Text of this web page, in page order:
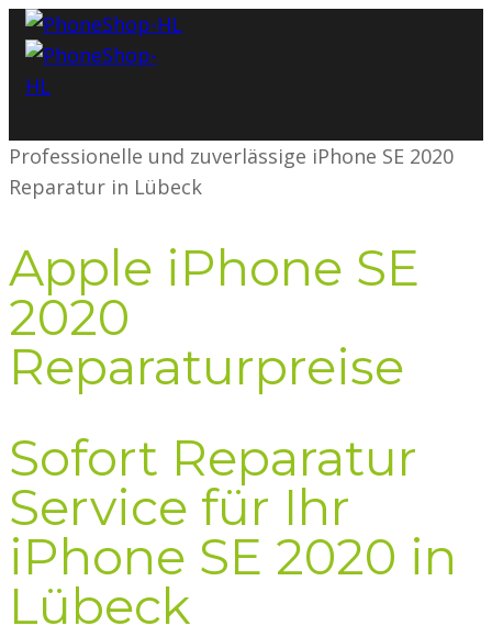
Professionelle und zuverlässige iPhone SE 2020
Reparatur in Lübeck
Apple iPhone SE
2020
Reparaturpreise
Sofort Reparatur
Service für Ihr
iPhone SE 2020 in
Lübeck